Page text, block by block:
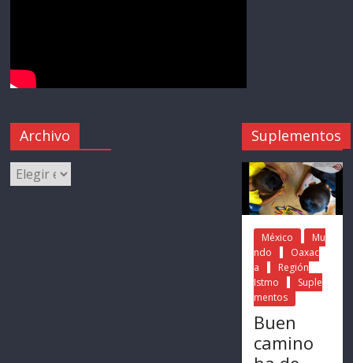
Archivo Suplementos
México
Mu
ndo
Oaxac
a
Región
Istmo
Suple
mentos
Buen
camino